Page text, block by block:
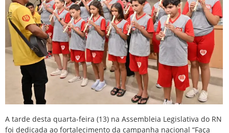
A tarde desta quarta-feira (13) na Assembleia Legislativa do RN
foi dedicada ao fortalecimento da campanha nacional “Faça